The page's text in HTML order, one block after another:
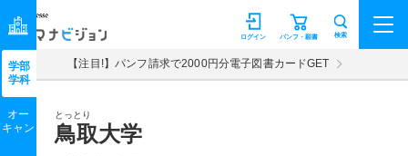
マナビジョン パンフ・願書
ログイン 検索
【注目!】パンフ請求で2000円分電子図書カードGET
とっとり
鳥取大学
学部
学科
オー
キャン